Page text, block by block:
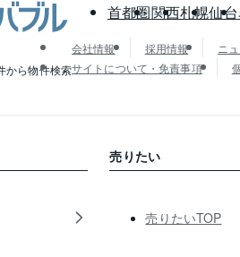
から物件検索
首都圏関西札幌仙台
会社情報 採用情報
ニ
サイトについて・免責事項
売りたい
売りたいTOP